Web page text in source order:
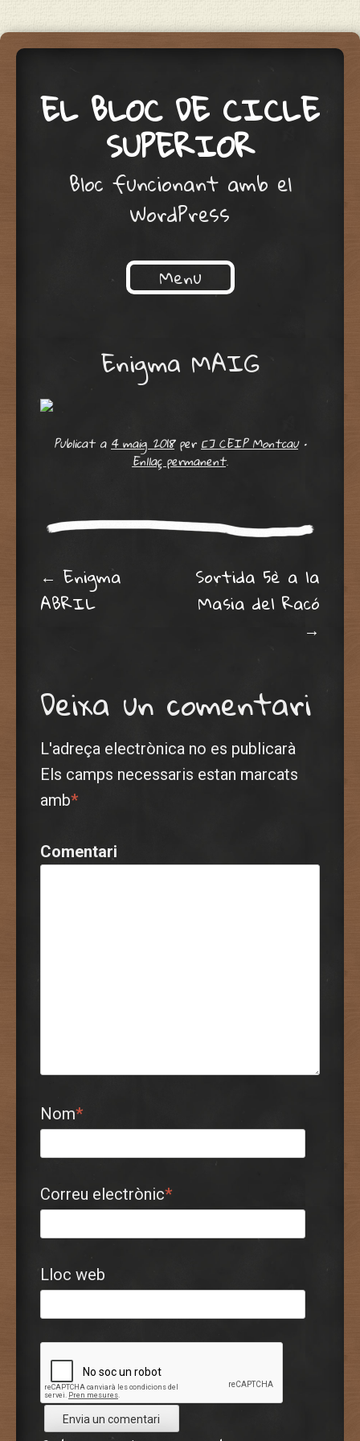
EL BLOC DE CICLE
SUPERIOR
Bloc funcionant amb el
WordPress
Menu
Enigma MAIG
Publicat a4 maig 2018per[] CEIP Montcau •
Enllaç permanent.
Post navigation
← Enigma
ABRIL
Sortida 5è a la
Masia del Racó
→
Deixa un comentari
L'adreça electrònica no es publicarà
Els camps necessaris estan marcats
amb*
Comentari
Nom*
Correu electrònic*
Lloc web